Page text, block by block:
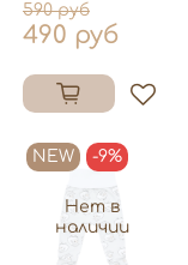
590 руб
490 руб
Нет в
наличии
NEW -9%